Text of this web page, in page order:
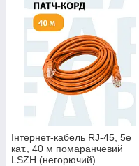
Інтернет-кабель RJ-45, 5е
кат., 40 м помаранчевий
LSZH (негорючий)